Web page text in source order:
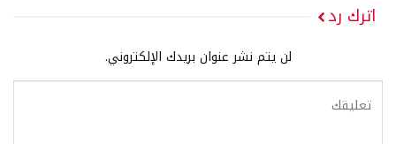
اترك رد
لن يتم نشر عنوان بريدك الإلكتروني.